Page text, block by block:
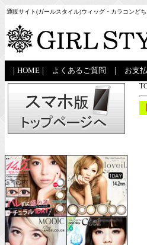
通販サイト(ガールスタイル)ウィッグ・カラコンど
HOME よくあるご質問 お支